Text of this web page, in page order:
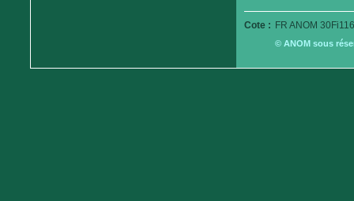
Cote : FR ANOM
© ANOM sous